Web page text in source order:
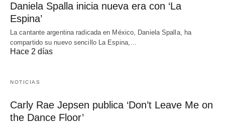
Daniela Spalla inicia nueva era con ‘La
Espina’
La cantante argentina radicada en México, Daniela Spalla, ha
compartido su nuevo sencillo La Espina,…
Hace 2 días
NOTICIAS
Carly Rae Jepsen publica ‘Don’t Leave Me on
the Dance Floor’